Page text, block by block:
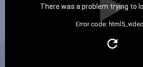
There was a problem trying to
Error code: